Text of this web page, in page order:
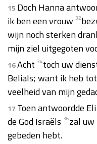
15 Doch Hanna
ik ben een vrouw 32
wijn noch sterken
mijn ziel uitgegoten
16Acht 34toch uw
Belials; want ik heb
veelheid van mijn
17 Toen antwoordde
de God Israëls 36zal uw
gebeden hebt.